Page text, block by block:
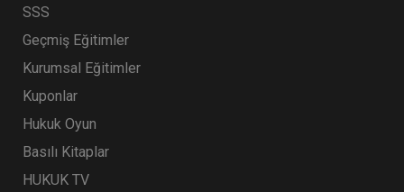
SSS
Geçmiş Eğitimler
Kurumsal Eğitimler
Kuponlar
Hukuk Oyun
Basılı Kitaplar
HUKUK TV